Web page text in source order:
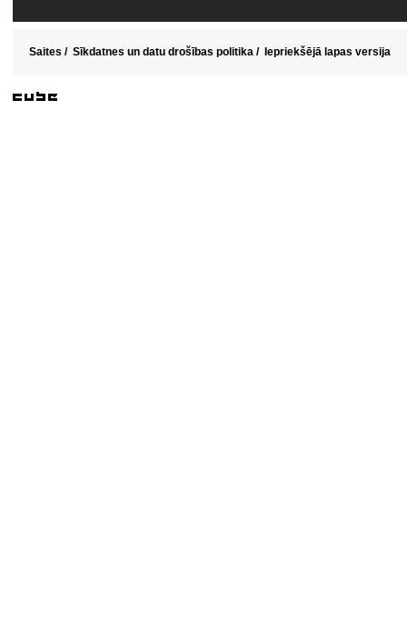
Saites / Sīkdatnes un datu drošības politika / Iepriekšējā lapas versija